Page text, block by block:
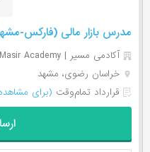
مدرس بازار مالی (فارکس-
آکادمی مسیر | Masir Academy
خراسان رضوی، مشهد
قرارداد تمام‌وقت (برای